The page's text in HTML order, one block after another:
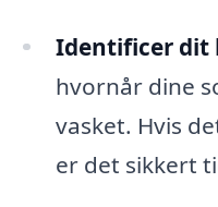
Identificer dit
hvornår dine
vasket. Hvis
er det sikkert